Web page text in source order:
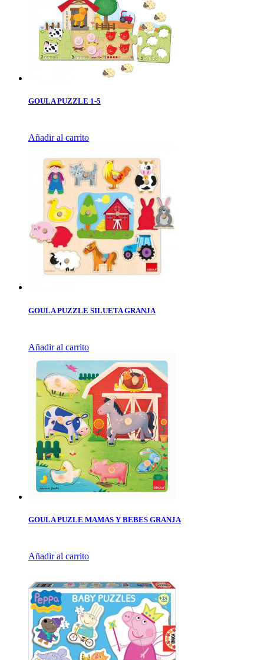
GOULA PUZZLE 1-5
Añadir al carrito
GOULA PUZZLE SILUETA GRANJA
Añadir al carrito
GOULA PUZLE MAMAS Y BEBES GRANJA
Añadir al carrito